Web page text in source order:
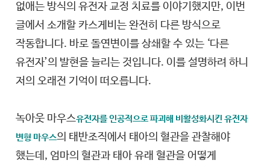
없애는 방식의 유전자 교정 치료를 이야기했지만, 이번
글에서 소개할 카스게비는 완전히 다른 방식으로
작동합니다. 바로 돌연변이를 상쇄할 수 있는 ‘다른
유전자’의 발현을 늘리는 것입니다. 이를 설명하려 하니
저의 오래전 기억이 떠오릅니다.
녹아웃 마우스유전자를 인공적으로 파괴해 비활성화시킨 유전자
변형 마우스의 태반조직에서 태아의 혈관을 관찰해야
했는데, 엄마의 혈관과 태아 유래 혈관을 어떻게